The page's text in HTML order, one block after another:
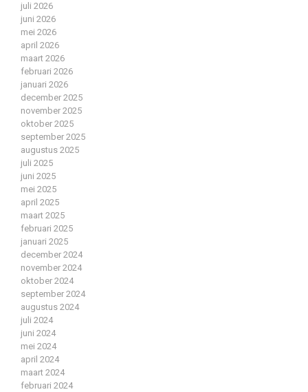
juli 2026
juni 2026
mei 2026
april 2026
maart 2026
februari 2026
januari 2026
december 2025
november 2025
oktober 2025
september 2025
augustus 2025
juli 2025
juni 2025
mei 2025
april 2025
maart 2025
februari 2025
januari 2025
december 2024
november 2024
oktober 2024
september 2024
augustus 2024
juli 2024
juni 2024
mei 2024
april 2024
maart 2024
februari 2024